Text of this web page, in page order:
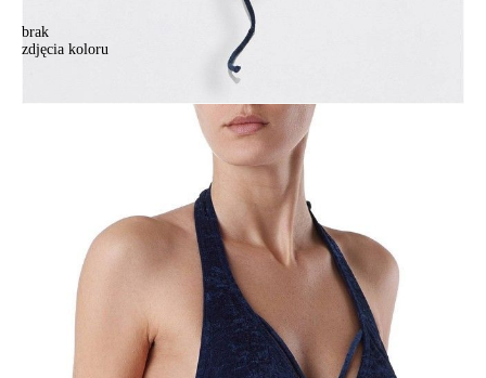
brak
zdjęcia koloru
Damski stanik do pływania CONTE ELEGANT ROXY VELVET,
Damski stanik do pływania CONTE ELEGANT ROXY VELVET,
+
DODAJ DO KOSZYKA